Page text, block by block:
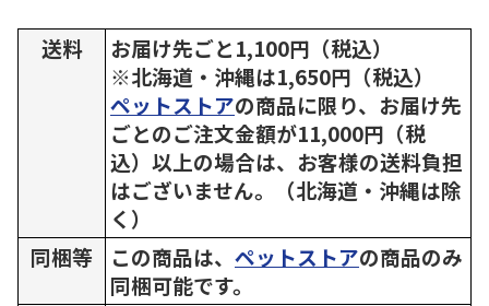
送料
お届け先ごと1,100円（税込）
※北海道・沖縄は1,650円（税込）
ペットストアの商品に限り、お届け先
ごとのご注文金額が11,000円（税
込）以上の場合は、お客様の送料負担
はございません。（北海道・沖縄は除
く）
同梱等
この商品は、 ペットストアの商品のみ
同梱可能です。